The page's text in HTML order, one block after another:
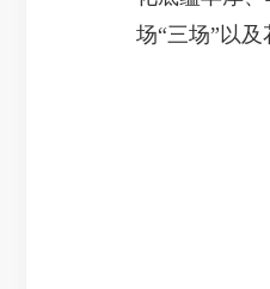
场“三场”以及